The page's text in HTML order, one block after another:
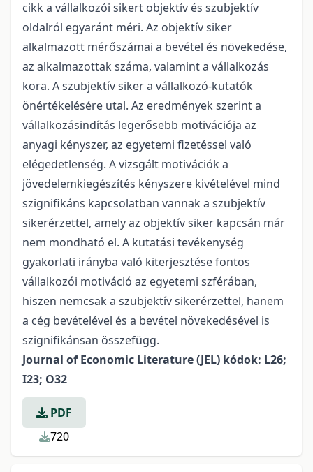
cikk a vállalkozói sikert objektív és szubjektív
oldalról egyaránt méri. Az objektív siker
alkalmazott mérőszámai a bevétel és növekedése,
az alkalmazottak száma, valamint a vállalkozás
kora. A szubjektív siker a vállalkozó-kutatók
önértékelésére utal. Az eredmények szerint a
vállalkozásindítás legerősebb motivációja az
anyagi kényszer, az egyetemi fizetéssel való
elégedetlenség. A vizsgált motivációk a
jövedelemkiegészítés kényszere kivételével mind
szignifikáns kapcsolatban vannak a szubjektív
sikerérzettel, amely az objektív siker kapcsán már
nem mondható el. A kutatási tevékenység
gyakorlati irányba való kiterjesztése fontos
vállalkozói motiváció az egyetemi szférában,
hiszen nemcsak a szubjektív sikerérzettel, hanem
a cég bevételével és a bevétel növekedésével is
szignifikánsan összefügg.
Journal of Economic Literature (JEL) kódok: L26;
I23; O32
PDF
720